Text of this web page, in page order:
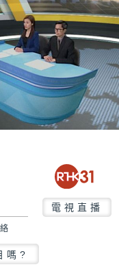
電視直播
嗎?